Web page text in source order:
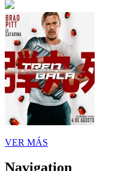
VER MÁS
Navigation